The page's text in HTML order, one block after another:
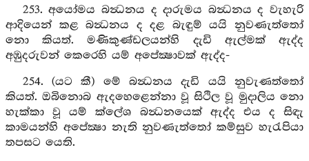
253. අයෝමය බන්‍ධනය ද දාරුමය බන්‍ධනය ද වැහැරි
ආදියෙන් කළ බන්‍ධනය ද දළ බැඳුම් යයි නුවණැත්තෝ
නො කියත්. මණිකුණ්ඩලයන්හි දැඩි ඇල්මක් ඇද්ද
අඹුදරුවන් කෙරෙහි යම් අපේක්‍ෂාවක් ඇද්ද-
254. (යට කී) මේ බන්‍ධනය දැඩි යයි නුවැණත්තෝ
කියත්. ඔබිනොබ ඇදහෙළෙන්නා වූ සිථිල වූ මුදාලිය නො
හැක්කා වූ යම් ක්ලේශ බන්‍ධනයෙක් ඇද්ද එය ද සිඳැ
කාමයන්හි අපේක්‍ෂා නැති නුවණැත්තෝ කම්සුව හැරැපියා
තපසට යෙති.